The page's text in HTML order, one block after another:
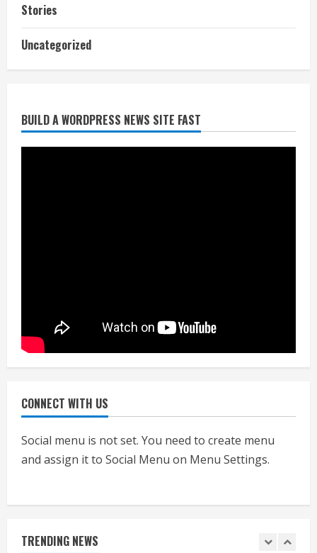
Stories
Uncategorized
BUILD A WORDPRESS NEWS SITE FAST
CONNECT WITH US
Social menu is not set. You need to create menu
and assign it to Social Menu on Menu Settings.
TRENDING NEWS
July 24, 2026
निर्धारित मानक व नियम का बारीकी से किया
जाएगा परीक्षण, तब कार्रवाई
निजीविशेषज्ञों की रिपोर्ट पर भी मिलेगा
प्रमाणपत्र
July 24, 2026
1
एचईआरसी के अध्यक्ष नंद लाल का निधन
2